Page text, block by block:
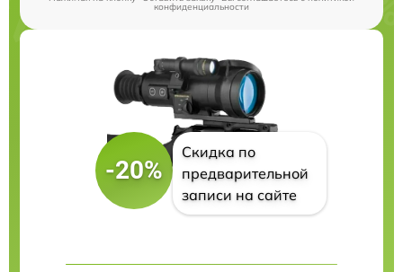
конфиденциальности
-20%
Скидка по
предварительной
записи на сайте